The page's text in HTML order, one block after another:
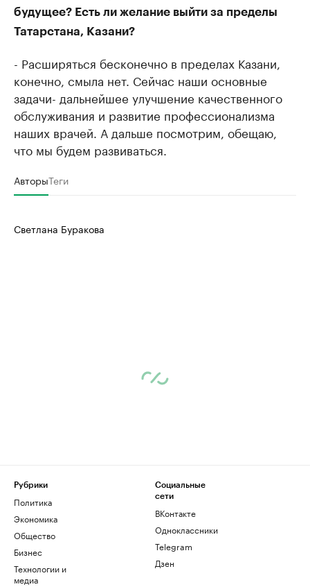
будущее? Есть ли желание выйти за пределы
Татарстана, Казани?
- Расширяться бесконечно в пределах Казани,
конечно, смыла нет. Сейчас наши основные
задачи- дальнейшее улучшение качественного
обслуживания и развитие профессионализма
наших врачей. А дальше посмотрим, обещаю,
что мы будем развиваться.
АвторыТеги
Светлана Буракова
Рубрики
Политика
Экономика
Общество
Бизнес
Технологии и
медиа
Социальные
сети
ВКонтакте
Одноклассники
Telegram
Дзен